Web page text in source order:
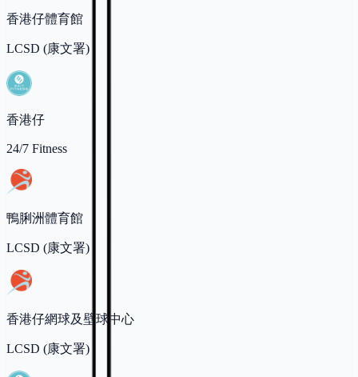
香港仔體育館
LCSD (康文署)
香港仔
24/7 Fitness
鴨脷洲體育館
LCSD (康文署)
香港仔網球及壁球中心
LCSD (康文署)